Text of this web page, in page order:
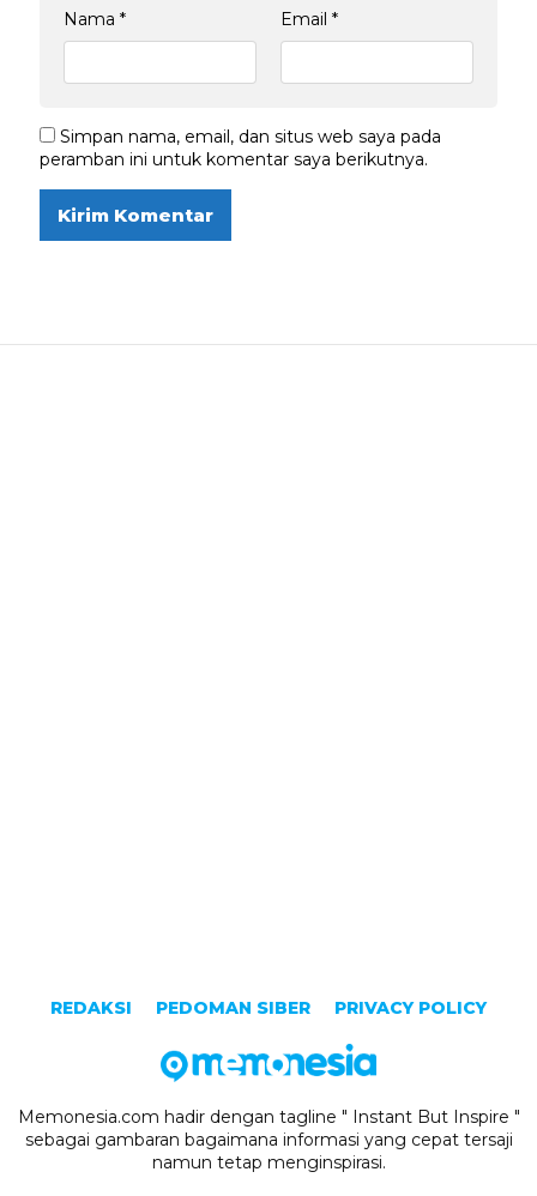
Nama * Email *
Simpan nama, email, dan situs web saya pada
peramban ini untuk komentar saya berikutnya.
REDAKSI PEDOMAN SIBER PRIVACY POLICY
Memonesia.com hadir dengan tagline " Instant But Inspire "
sebagai gambaran bagaimana informasi yang cepat tersaji
namun tetap menginspirasi.